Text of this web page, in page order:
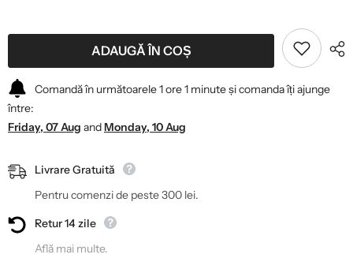
ADAUGĂ ÎN COȘ
Comandă în următoarele1ore1 minuteși comanda îți ajunge
între:
Friday, 07 Aug andMonday, 10 Aug
Livrare Gratuită
Pentru comenzi de peste 300 lei.
Retur 14 zile
Află mai multe.